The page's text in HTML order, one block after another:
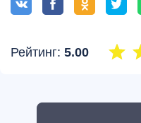
Рейтинг: 5.00